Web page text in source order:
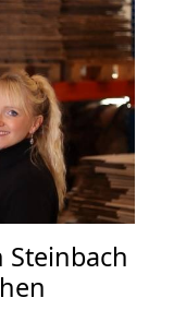
Steinbach